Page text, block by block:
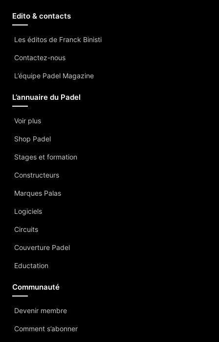
Edito & contacts
Les éditos de Franck Binisti
Contactez-nous
L’équipe Padel Magazine
L’annuaire du Padel
Voir plus
Shop Padel
Stages et formation
Constructeurs
Marques Palas
Logiciels
Circuits
Couverture Padel
Eductation
Communauté
Devenir membre
Comment s’abonner